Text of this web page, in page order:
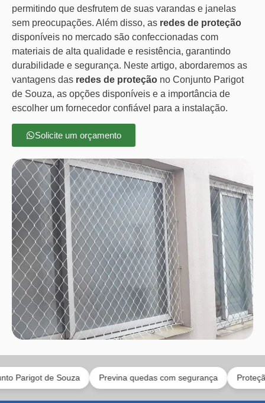
permitindo que desfrutem de suas varandas e janelas
sem preocupações. Além disso, as redes de proteção
disponíveis no mercado são confeccionadas com
materiais de alta qualidade e resistência, garantindo
durabilidade e segurança. Neste artigo, abordaremos as
vantagens das redes de proteção no Conjunto Parigot
de Souza, as opções disponíveis e a importância de
escolher um fornecedor confiável para a instalação.
Solicite um orçamento
de Souza Previna quedas com segurança Proteção para